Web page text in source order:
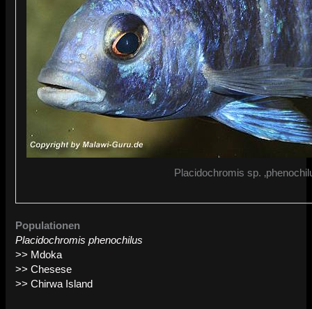
Placidochromis sp.
Populationen
Placidochromis phenochilus
>> Mdoka
>> Chesese
>> Chirwa Island